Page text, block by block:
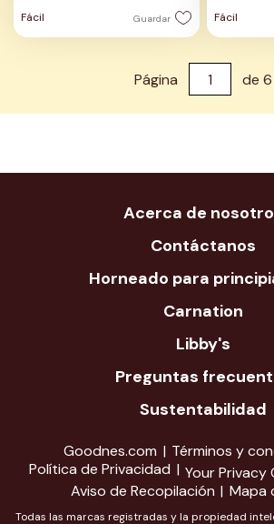
Fácil Guardar
Fácil
Página de 6
Acerca de
Contáctanos
Horneado para
Carnation
Libby's
Preguntas
Sustentabilidad
Goodnes.com
Términos y
Política de Privacidad
Your Privacy
Aviso de Recopilación
Mapa
Todas las marcas registradas y la propiedad